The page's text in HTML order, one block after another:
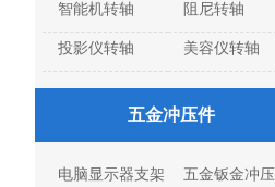
智能机转轴 阻尼转轴
投影仪转轴 美容仪转轴
五金冲压件
电脑显示器支架 五金钣金冲压